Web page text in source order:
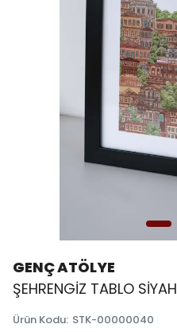
GENÇ ATÖLYE
ŞEHRENGİZ TABLO SİYAH
Ürün Kodu: STK-00000040